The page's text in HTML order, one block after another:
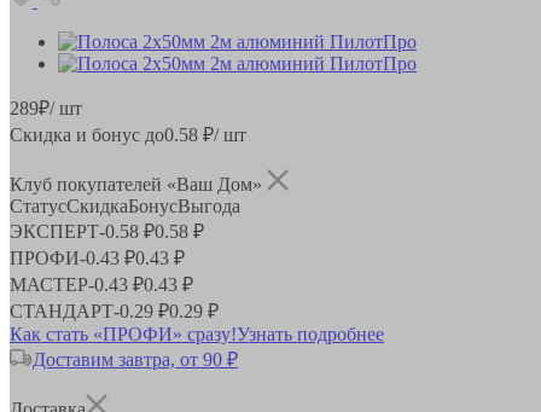
289₽/ шт
Скидка и бонус до0.58 ₽/ шт
Клуб покупателей «Ваш Дом»
СтатусСкидкаБонусВыгода
ЭКСПЕРТ-0.58 ₽0.58 ₽
ПРОФИ-0.43 ₽0.43 ₽
МАСТЕР-0.43 ₽0.43 ₽
СТАНДАРТ-0.29 ₽0.29 ₽
Как стать «ПРОФИ» сразу!Узнать подробнее
Доставим завтра, от 90 ₽